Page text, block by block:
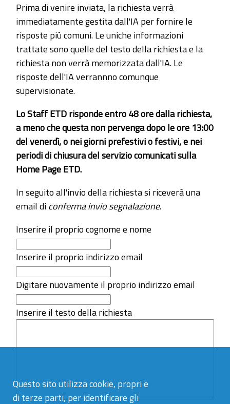
Questo sito utilizza cookie, propri e
di terze parti, per identificare gli
Prima di venire inviata, la richiesta verrà
immediatamente gestita dall'IA per fornire le
risposte più comuni. Le uniche informazioni
trattate sono quelle del testo della richiesta e la
richiesta non verrà memorizzata dall'IA. Le
risposte dell'IA verrannno comunque
supervisionate.
Lo Staff ETD risponde entro 48 ore dalla richiesta,
a meno che questa non pervenga dopo le ore 13:00
del venerdì, o nei giorni prefestivi o festivi, e nei
periodi di chiusura del servizio comunicati sulla
Home Page ETD.
In seguito all'invio della richiesta si riceverà una
email diconferma invio segnalazione.
Inserire il proprio cognome e nome
Inserire il proprio indirizzo email
Digitare nuovamente il proprio indirizzo email
Inserire il testo della richiesta